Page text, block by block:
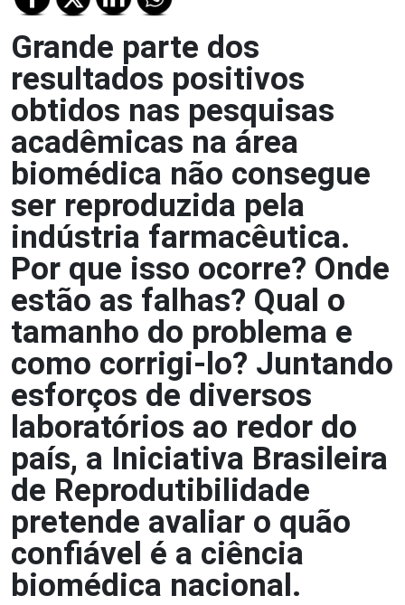
Grande parte dos
resultados positivos
obtidos nas pesquisas
acadêmicas na área
biomédica não consegue
ser reproduzida pela
indústria farmacêutica.
Por que isso ocorre? Onde
estão as falhas? Qual o
tamanho do problema e
como corrigi-lo? Juntando
esforços de diversos
laboratórios ao redor do
país, a Iniciativa Brasileira
de Reprodutibilidade
pretende avaliar o quão
confiável é a ciência
biomédica nacional.